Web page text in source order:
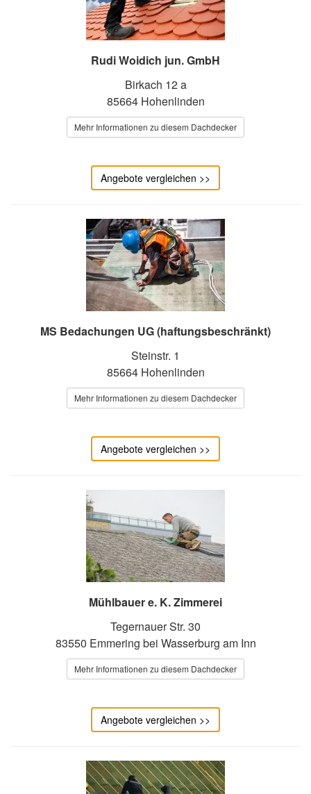
Rudi Woidich jun. GmbH
Birkach 12 a
85664 Hohenlinden
Mehr Informationen zu diesem Dachdecker
Angebote vergleichen >>
MS Bedachungen UG (haftungsbeschränkt)
Steinstr. 1
85664 Hohenlinden
Mehr Informationen zu diesem Dachdecker
Angebote vergleichen >>
Mühlbauer e. K. Zimmerei
Tegernauer Str. 30
83550 Emmering bei Wasserburg am Inn
Mehr Informationen zu diesem Dachdecker
Angebote vergleichen >>